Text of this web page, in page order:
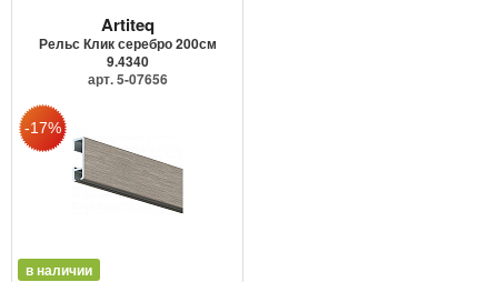
Artiteq
Рельс Клик серебро 200см
9.4340
арт. 5-07656
в наличии